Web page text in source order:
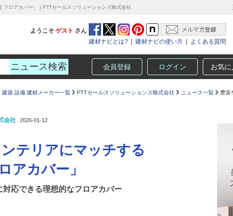
ロアカバー」 | PTTセールスソリューションズ株式会社
ようこそ ゲスト さん
建材ナビとは?
建材ナビの使い方 よくある質問
会員登録 ログイン お気に
建築 設備 建材メーカー一覧 PTTセールスソリューションズ株式会社 ニュース一覧
豊富
会社 2026-01-12
テリアにマッチする
アカバー」
応できる理想的なフロアカバー